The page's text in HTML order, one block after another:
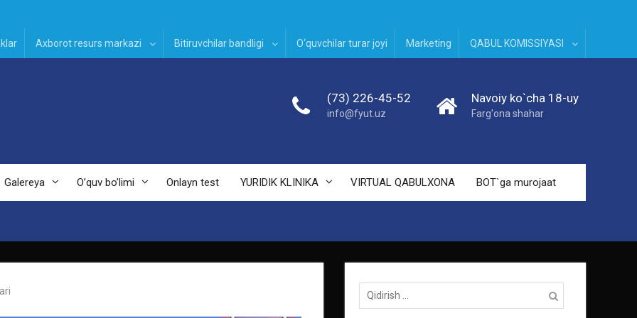
Axborot resurs markazi Bitiruvchilar bandligi O‘quvchilar turar joyi Marketing QABUL KOMISSIYASI
(73) 226-45-52
info@fyut.uz
Navoiy ko`cha 18-uy
Farg'ona shahar
Galereya O’quv bo’limi Onlayn test YURIDIK KLINIKA VIRTUAL QABULXONA BOT`ga murojaat
Qidirish: